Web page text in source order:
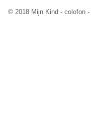
© 2018 Mijn Kind - colofon -